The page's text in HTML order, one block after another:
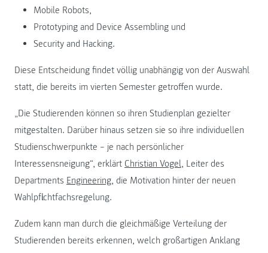
Mobile Robots,
Prototyping and Device Assembling und
Security and Hacking.
Diese Entscheidung findet völlig unabhängig von der Auswahl
statt, die bereits im vierten Semester getroffen wurde.
„Die Studierenden können so ihren Studienplan gezielter
mitgestalten. Darüber hinaus setzen sie so ihre individuellen
Studienschwerpunkte – je nach persönlicher
Interessensneigung“, erklärt Christian Vogel, Leiter des
Departments Engineering, die Motivation hinter der neuen
Wahlpflichtfachsregelung.
Zudem kann man durch die gleichmäßige Verteilung der
Studierenden bereits erkennen, welch großartigen Anklang